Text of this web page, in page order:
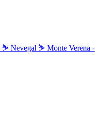
⛷ Nevegal ⛷ Monte Verena -